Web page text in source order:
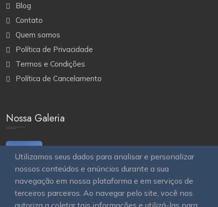
Utilizamos seus dados para analisar e personalizar
nossos conteúdos e anúncios durante a sua
navegação em nossa plataforma e em serviços de
terceiros parceiros. Ao navegar pelo site, você nos
autoriza a coletar tais informações e utilizá-las para
Blog
Contato
Quem somos
Política de Privacidade
Termos e Condições
Política de Cancelamento
Nossa Galeria